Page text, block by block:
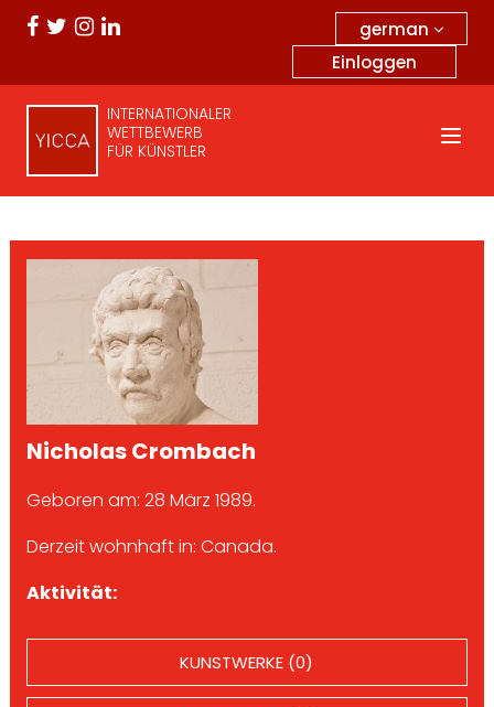
german
Einloggen
INTERNATIONALER
WETTBEWERB
FÜR KÜNSTLER
Nicholas Crombach
Geboren am: 28 März 1989.
Derzeit wohnhaft in: Canada.
Aktivität:
KUNSTWERKE (0)